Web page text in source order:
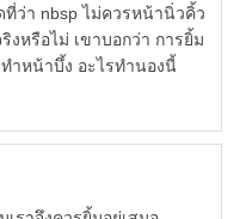
ที่ว่า nbsp ไม่ควรหน้านิ่วคิ้ว
งหรือไม่ เขาบอกว่า การยิ้ม
ำหน้าบึ้ง อะไรทำนองนี้